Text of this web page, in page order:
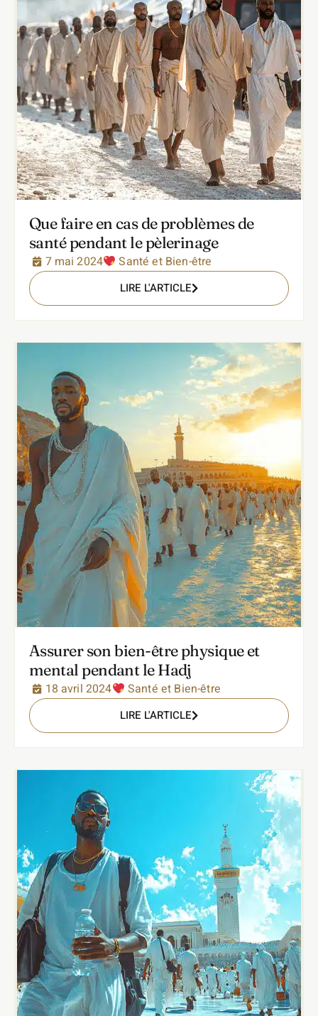
Que faire en cas de problèmes de
santé pendant le pèlerinage
7 mai 2024 Santé et Bien-être
LIRE L'ARTICLE
Assurer son bien-être physique et
mental pendant le Hadj
18 avril 2024 Santé et Bien-être
LIRE L'ARTICLE